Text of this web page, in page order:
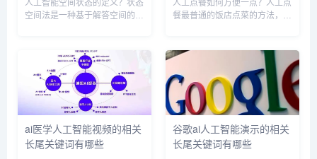
人工智能空间状态的定义？状态
空间法是一种基于解答空间的问
空间图表示时，从某个初始状态
开始，每次加一个操作符，递增
地建立起操作符的试验序列，直
到达...
人工点餐如何方便一点？人工点
餐最普通的饭店点菜的方法，现
餐。也可以到达饭店以后，我扫
描饭店的二维码，在手机上点
餐，这样避免交叉感染，是疫情
以后应...
ai医学人工智能视频的相关
长尾关键词有哪些
谷歌ai人工智能演示的相关
长尾关键词有哪些